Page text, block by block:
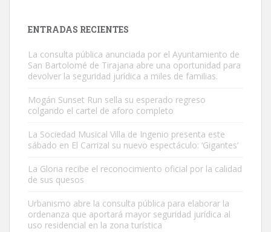
Gato manso encontrado
Este gato macho ha aparecido en la calle hace menos de un mes,
es muy manso y extremadamente cari...
ENTRADAS RECIENTES
La consulta pública anunciada por el Ayuntamiento de
San Bartolomé de Tirajana abre una oportunidad para
devolver la seguridad jurídica a miles de familias.
Mogán Sunset Run sella su esperado regreso
colgando el cartel de aforo completo
La Sociedad Musical Villa de Ingenio presenta este
sábado en El Carrizal su nuevo espectáculo: ‘Gigantes’
La Gloria recibe el reconocimiento oficial por la calidad
de sus quesos
Urbanismo abre la consulta pública para elaborar la
ordenanza que aportará mayor seguridad jurídica al
uso residencial en la zona turística